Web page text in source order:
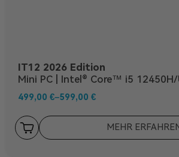
IT12 2026 Edition
Mini PC | Intel® Core™ i5
499,00 €–599,00 €
MEHR